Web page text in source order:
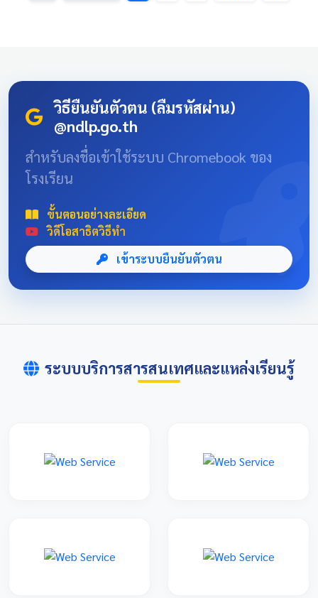
subtitle { font-size: 16px; opacity: 0.9; z-index: 1; margin-
top: 10px; } .news-card-single::after { content: "🏆";
position: absolute; font-size: 8rem; bottom: -20px; right:
-10px; opacity: 0.1; } .news-header-box { text-align:
center; font-family: 'Sarabun', sans-serif; padding: 20px;
max-width: 800px; margin: 0 auto; } 📌 ข่าวประชาสัมพันธ์
และลิงก์รับสมัคร คลิกที่แบนเนอร์ด้านล่างเพื่อเข้าสู่ระบบการ
แข่งขันและดูรายละเอียดเพิ่มเติม การแข่งขันศิลปหัตถกรรม
นักเรียนครั้งที่ 73 โซนอุบลเหนือ จังหวัดอุบลราชธานี
วิธียืนยันตัวตน (ลืมรหัสผ่าน)
@ndlp.go.th
สำหรับลงชื่อเข้าใช้ระบบ Chromebook ของ
โรงเรียน
ขั้นตอนอย่างละเอียด
วิดีโอสาธิตวิธีทำ
เข้าระบบยืนยันตัวตน
ระบบบริการสารสนเทศและแหล่งเรียนรู้